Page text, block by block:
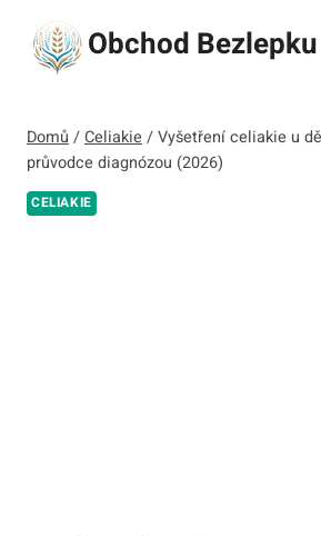
obsah
Obchod Bezlepku
Domů /Celiakie /Vyšetření celiakie u
průvodce diagnózou (2026)
CELIAKIE